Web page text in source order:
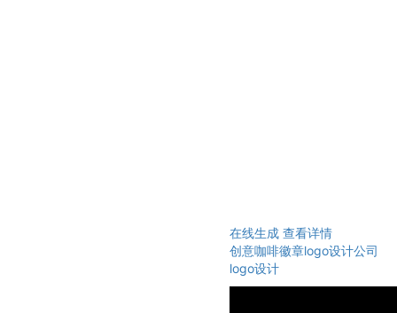
在线生成 查看详情
创意咖啡徽章logo设计公司
logo设计